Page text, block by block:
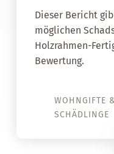
Dieser Bericht
möglichen
Holzrahmen-
Bewertung.
WOHNGIFTE
SCHÄDLINGE